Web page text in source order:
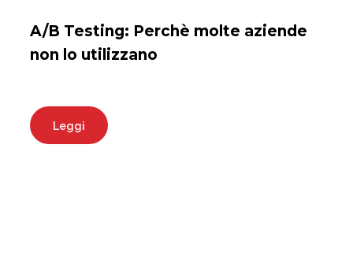
A/B Testing: Perchè molte aziende
non lo utilizzano
Leggi